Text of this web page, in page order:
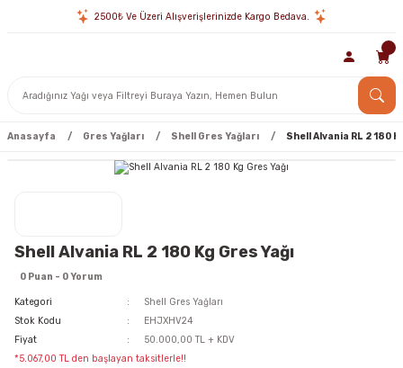
2500₺ Ve Üzeri Alışverişlerinizde Kargo Bedava.
Anasayfa Gres Yağları Shell Gres Yağları Shell Alvania RL 2 180
Shell Alvania RL 2 180 Kg Gres Yağı
0 Puan - 0 Yorum
Kategori
Shell Gres Yağları
Stok Kodu
EHJXHV24
Fiyat
50.000,00 TL + KDV
*5.067,00 TL den başlayan taksitlerle!!